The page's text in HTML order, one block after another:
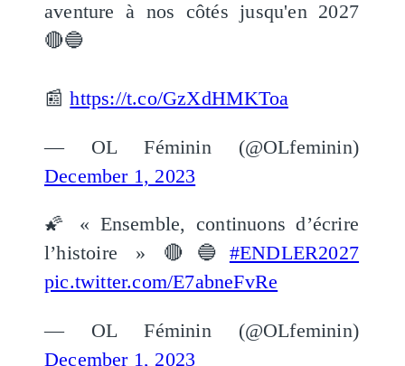
aventure à nos côtés jusqu'en 2027
🔴🔵
📰https://t.co/GzXdHMKToa
— OL Féminin (@OLfeminin)
December 1, 2023
🌠 « Ensemble, continuons d’écrire
l’histoire » 🔴🔵 #ENDLER2027
pic.twitter.com/E7abneFvRe
— OL Féminin (@OLfeminin)
December 1, 2023